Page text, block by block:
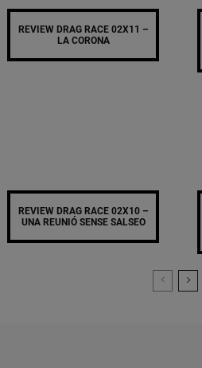
REVIEW DRAG RACE 02X11 –
LA CORONA
REVIEW DRAG RACE 02X10 –
UNA REUNIÓ SENSE SALSEO